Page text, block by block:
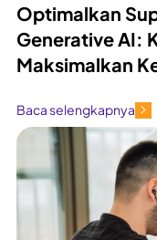
Optimalkan
Generative AI:
Maksimalkan
Baca selengkapnya